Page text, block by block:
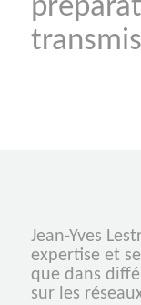
Jean-Yves
expertise et
que dans
sur les